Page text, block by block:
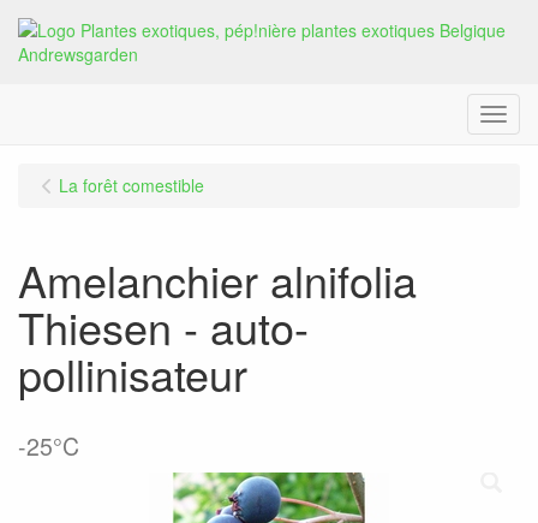
Menu
La forêt comestible
Amelanchier alnifolia
Thiesen - auto-
pollinisateur
-25°C